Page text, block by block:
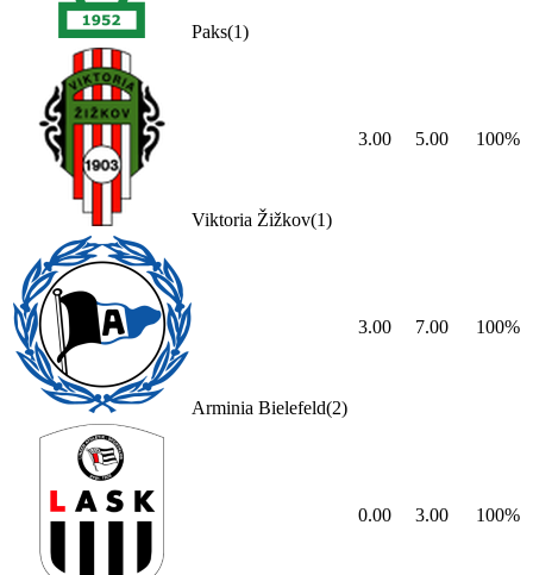
Paks(1)
Viktoria Žižkov(1)
3.00 5.00 100%
Arminia Bielefeld(2)
3.00 7.00 100%
0.00 3.00 100%